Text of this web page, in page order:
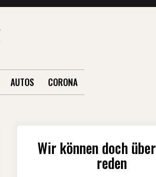
AUTOS CORONA
Wir können doch
reden